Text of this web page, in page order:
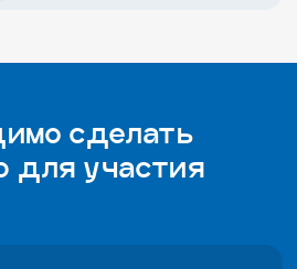
сделать
для участия